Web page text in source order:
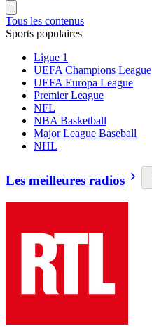
Tous les contenus
Sports populaires
Ligue 1
UEFA Champions League
UEFA Europa League
Premier League
NFL
NBA Basketball
Major League Baseball
NHL
Les meilleures radios